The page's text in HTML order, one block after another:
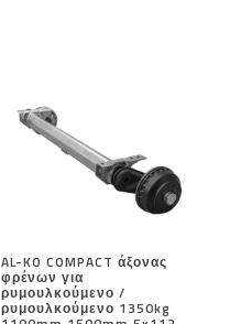
AL-KO COMPACT άξονας
φρένων για
ρυμουλκούμενο /
ρυμουλκούμενο 1350kg